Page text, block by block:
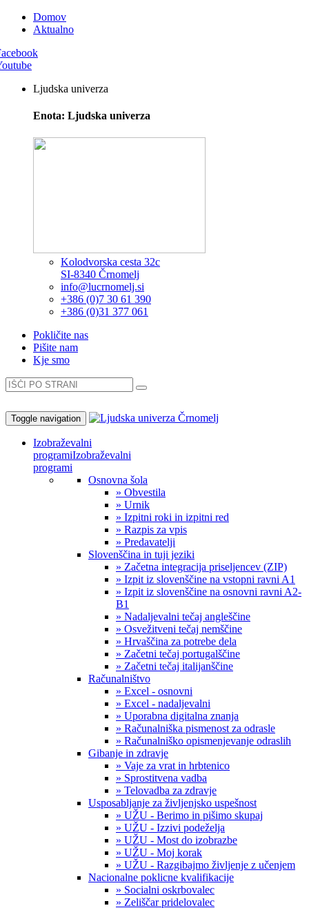
Domov
Aktualno
Ljudska univerza
Enota: Ljudska univerza
Kolodvorska cesta 32c
SI-8340 Črnomelj
info@lucrnomelj.si
+386 (0)7 30 61 390
+386 (0)31 377 061
Pokličite nas
Pišite nam
Kje smo
Toggle navigation
Izobraževalni
programiIzobraževalni
programi
Osnovna šola
» Obvestila
» Urnik
» Izpitni roki in izpitni red
» Razpis za vpis
» Predavatelji
Slovenščina in tuji jeziki
» Začetna integracija priseljencev (ZIP)
» Izpit iz slovenščine na vstopni ravni A1
» Izpit iz slovenščine na osnovni ravni A2-
B1
» Nadaljevalni tečaj angleščine
» Osvežitveni tečaj nemščine
» Hrvaščina za potrebe dela
» Začetni tečaj portugalščine
» Začetni tečaj italijanščine
Računalništvo
» Excel - osnovni
» Excel - nadaljevalni
» Uporabna digitalna znanja
» Računalniška pismenost za odrasle
» Računalniško opismenjevanje odraslih
Gibanje in zdravje
» Vaje za vrat in hrbtenico
» Sprostitvena vadba
» Telovadba za zdravje
Usposabljanje za življenjsko uspešnost
» UŽU - Berimo in pišimo skupaj
» UŽU - Izzivi podeželja
» UŽU - Most do izobrazbe
» UŽU - Moj korak
» UŽU - Razgibajmo življenje z učenjem
Nacionalne poklicne kvalifikacije
» Socialni oskrbovalec
» Zeliščar pridelovalec